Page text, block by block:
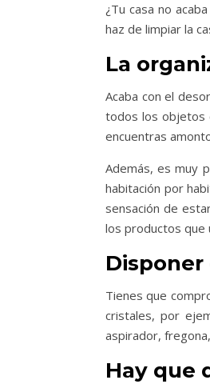
¿Tu casa no
haz de limpiar la
La
Acaba con el
todos los objetos
encuentras
Además, es muy
habitación por
sensación de
los productos que
Tienes que
cristales, por
aspirador,
Hay que